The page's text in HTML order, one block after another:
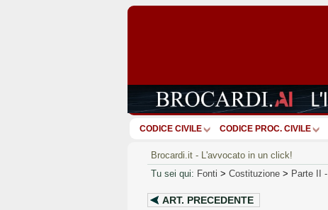
CODICE CIVILE CODICE PROC. CIVILE
Brocardi.it - L'avvocato in un click!
Tu sei qui: Fonti > Costituzione > Parte II -
ART. PRECEDENTE